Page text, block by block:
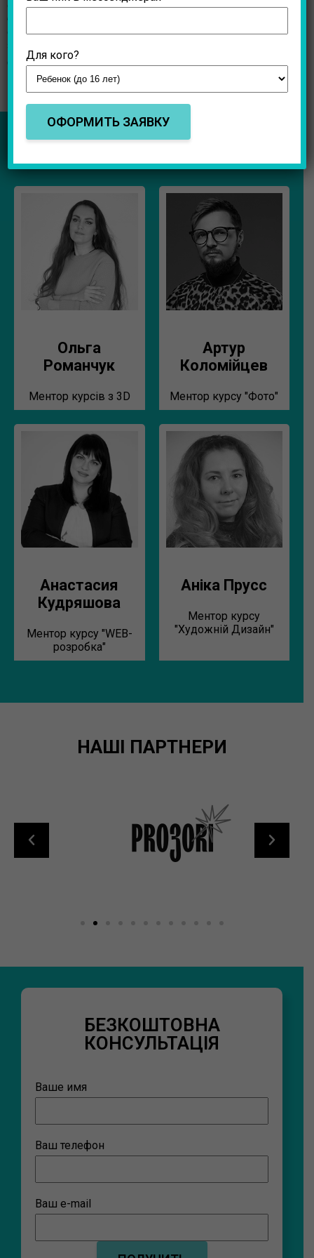
створення анімації, моделювання, візуалізації та
багато іншого. Наш навчальний центр оснащений
сучасними комп’ютерами та програмним
досвід навчання для наших учнів.
Ольга
Романчук
Ментор курсів з 3D
Артур
Коломійцев
Ментор курсу "Фото"
Анастасия
Кудряшова
Ментор курсу "WEB-
розробка"
Аніка Прусс
Ментор курсу
"Художній Дизайн"
НАШІ ПАРТНЕРИ
БЕЗКОШТОВНА
КОНСУЛЬТАЦІЯ
Ваше имя
Ваш телефон
Ваш e-mail
Для кого?